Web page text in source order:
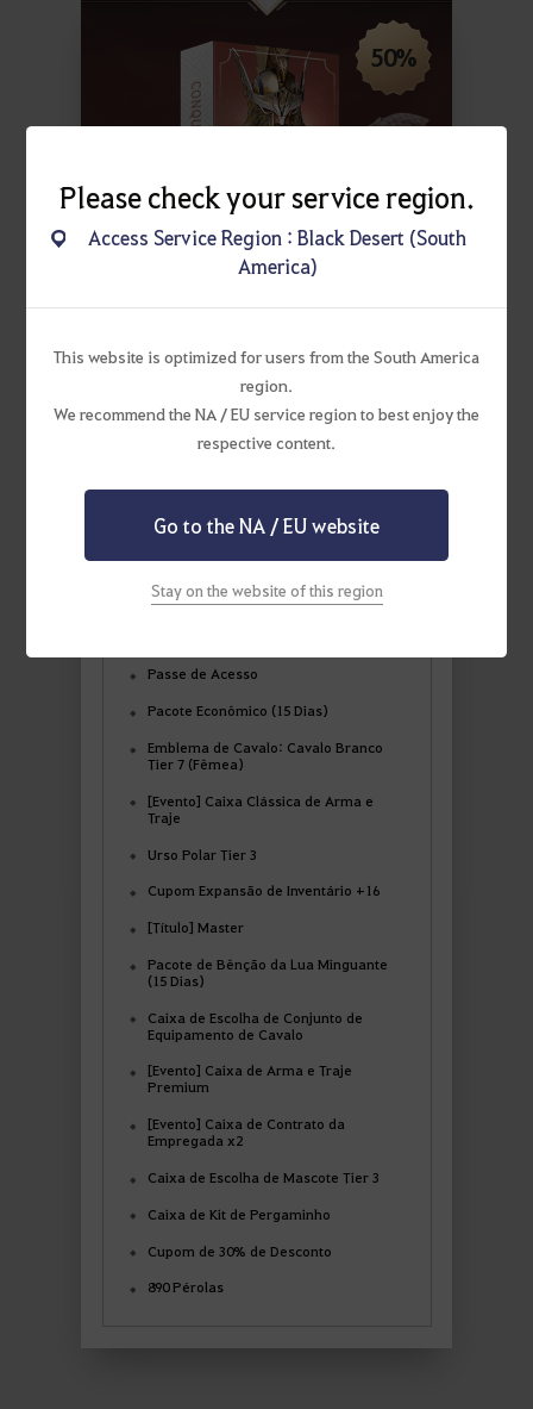
Please check your service region.
Access Service Region : Black Desert (South
America)
This website is optimized for users from the South America
region.
We recommend the NA / EU service region to best enjoy the
respective content.
Go to the NA / EU website
Stay on the website of this region
50%
R$ 291,32
R$ 145,66
Comprar
Passe de Acesso
Pacote Econômico (15 Dias)
Emblema de Cavalo: Cavalo Branco
Tier 7 (Fêmea)
[Evento] Caixa Clássica de Arma e
Traje
Urso Polar Tier 3
Cupom Expansão de Inventário +16
[Título] Master
Pacote de Bênção da Lua Minguante
(15 Dias)
Caixa de Escolha de Conjunto de
Equipamento de Cavalo
[Evento] Caixa de Arma e Traje
Premium
[Evento] Caixa de Contrato da
Empregada x2
Caixa de Escolha de Mascote Tier 3
Caixa de Kit de Pergaminho
Cupom de 30% de Desconto
890 Pérolas